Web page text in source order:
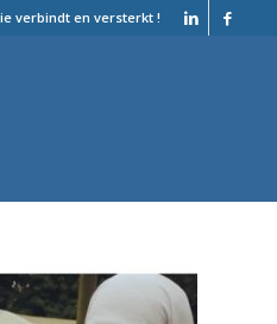
verbindt en versterkt !